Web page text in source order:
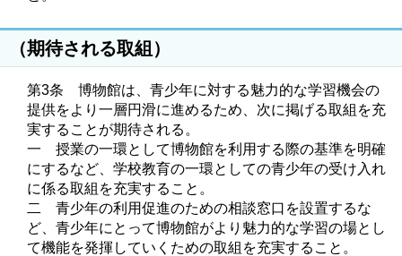
（期待される取組）
第3条 博物館は、青少年に対する魅力的な学習機会の
提供をより一層円滑に進めるため、次に掲げる取組を充
実することが期待される。
一 授業の一環として博物館を利用する際の基準を明確
にするなど、学校教育の一環としての青少年の受け入れ
に係る取組を充実すること。
二 青少年の利用促進のための相談窓口を設置するな
ど、青少年にとって博物館がより魅力的な学習の場とし
て機能を発揮していくための取組を充実すること。